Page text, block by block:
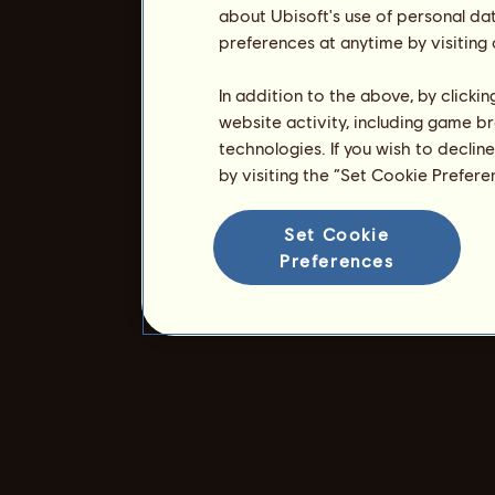
about Ubisoft's use of personal
preferences at anytime by
In addition to the above, by
website activity, including game
technologies. If you wish to
by visiting the “Set Cookie
Set Cookie
Preferences